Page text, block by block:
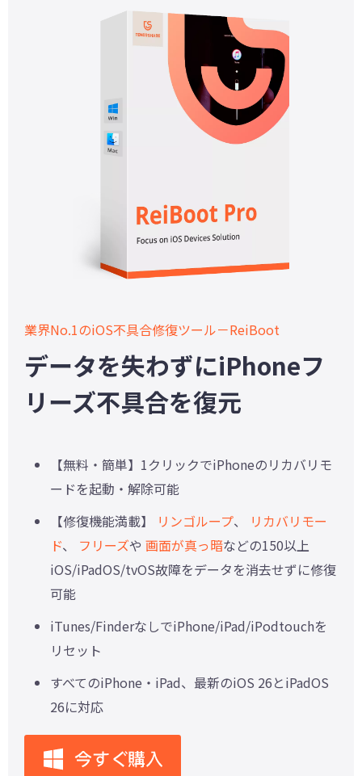
業界No.1のiOS不具合修復ツール－ReiBoot
データを失わずにiPhoneフ
リーズ不具合を復元
【無料・簡単】1クリックでiPhoneのリカバリモ
ードを起動・解除可能
【修復機能満載】
リンゴループ、
リカバリモー
ド、 フリーズや 画面が真っ暗などの150以上
iOS/iPadOS/tvOS故障をデータを消去せずに修復
可能
iTunes/FinderなしでiPhone/iPad/iPodtouchを
リセット
すべてのiPhone・iPad、最新のiOS 26とiPadOS
26に対応